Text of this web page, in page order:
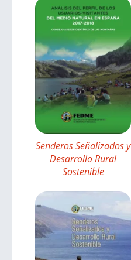
Senderos Señalizados y
Desarrollo Rural
Sostenible